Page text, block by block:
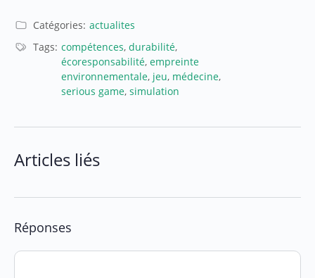
Catégories: actualites
Tags: compétences, durabilité,
écoresponsabilité, empreinte
environnementale, jeu, médecine,
serious game, simulation
Articles liés
Réponses